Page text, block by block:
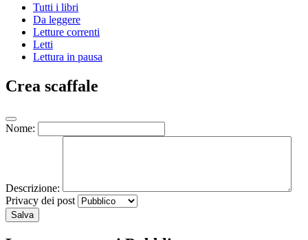
Tutti i libri
Da leggere
Letture correnti
Letti
Lettura in pausa
Crea scaffale
Nome:
Descrizione:
Privacy dei post
Salva